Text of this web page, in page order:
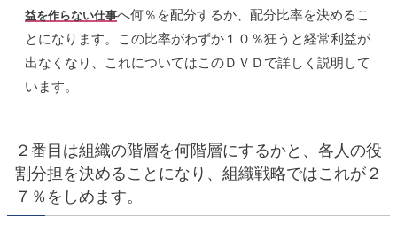
益を作らない仕事へ何％を配分するか、配分比率を決めるこ
とになります。この比率がわずか１０％狂うと経常利益が
出なくなり、これについてはこのＤＶＤで詳しく説明して
います。
２番目は組織の階層を何階層にするかと、各人の役
割分担を決めることになり、組織戦略ではこれが２
７％をしめます。